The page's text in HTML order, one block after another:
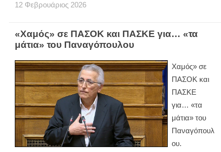
12 Φεβρουάριος 2026
«Χαμός» σε ΠΑΣΟΚ και ΠΑΣΚΕ για… «τα
μάτια» του Παναγόπουλου
Χαμός» σε
ΠΑΣΟΚ και
ΠΑΣΚΕ
για… «τα
μάτια» του
Παναγόπουλ
ου.